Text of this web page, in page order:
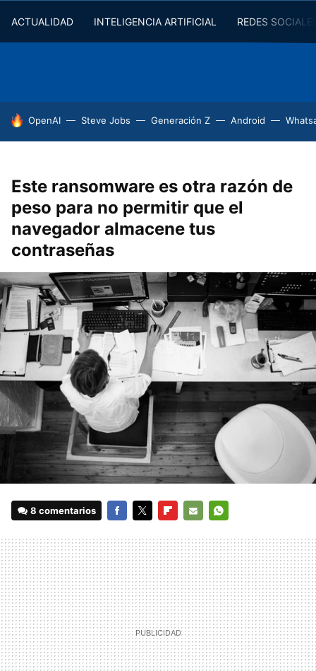
ACTUALIDAD INTELIGENCIA ARTIFICIAL REDES
HOY SE HABLA DE
OpenAI Steve Jobs Generación Z Android
Este ransomware es otra razón de
peso para no permitir que el
navegador almacene tus
contraseñas
8 comentarios
MAIL